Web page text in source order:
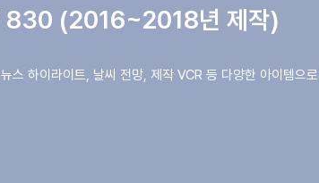
830 (2016~2018년 제작)
스 하이라이트, 날씨 전망, 제작 VCR 등 다양한 아이템으